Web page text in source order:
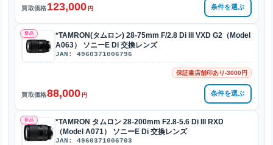
買取価格123,000 円 条件を選ぶ
新品
*TAMRON(タムロン) 28-75mm F/2.8 Di III VXD G2（Model
A063） ソニーE Di 交換レンズ
JAN: 4960371006796
保証書店舗印あり-3000円
買取価格88,000 円 条件を選ぶ
新品
*TAMRON タムロン 28-200mm F2.8-5.6 Di III RXD
（Model A071） ソニーE Di 交換レンズ
JAN: 4960371006703